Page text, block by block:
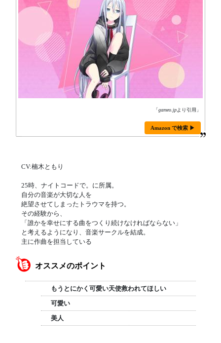
「gameo.jpより引用」
Amazon で検索 ▶
CV:楠木ともり
25時、ナイトコードで。に所属。
自分の音楽が大切な人を
絶望させてしまったトラウマを持つ。
その経験から、
「誰かを幸せにする曲をつくり続けなければならない」
と考えるようになり、音楽サークルを結成。
主に作曲を担当している
オススメのポイント
もうとにかく可愛い天使救われてほしい
可愛い
美人